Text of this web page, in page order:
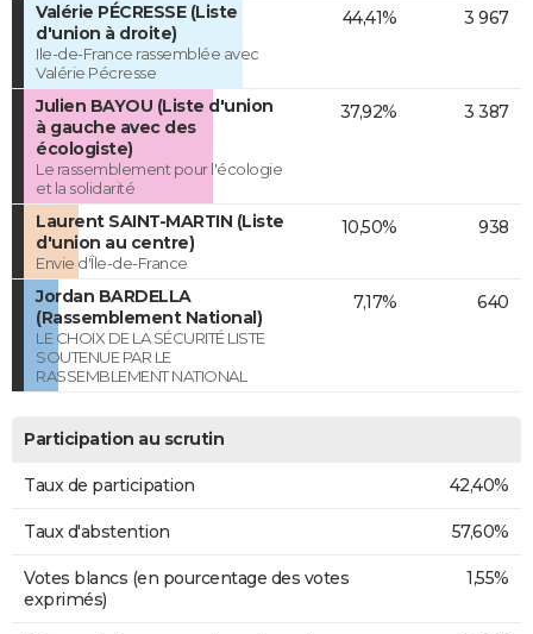
Valérie PÉCRESSE (Liste
d'union à droite)
Ile-de-France rassemblée avec
Valérie Pécresse
44,41% 3 967
Julien BAYOU (Liste d'union
à gauche avec des
écologiste)
Le rassemblement pour l'écologie
et la solidarité
37,92% 3 387
Laurent SAINT-MARTIN (Liste
d'union au centre)
Envie d'Île-de-France
10,50% 938
Jordan BARDELLA
(Rassemblement National)
LE CHOIX DE LA SÉCURITÉ LISTE
SOUTENUE PAR LE
RASSEMBLEMENT NATIONAL
7,17% 640
Participation au scrutin
Taux de participation 42,40%
Taux d'abstention 57,60%
Votes blancs (en pourcentage des votes
exprimés)
1,55%